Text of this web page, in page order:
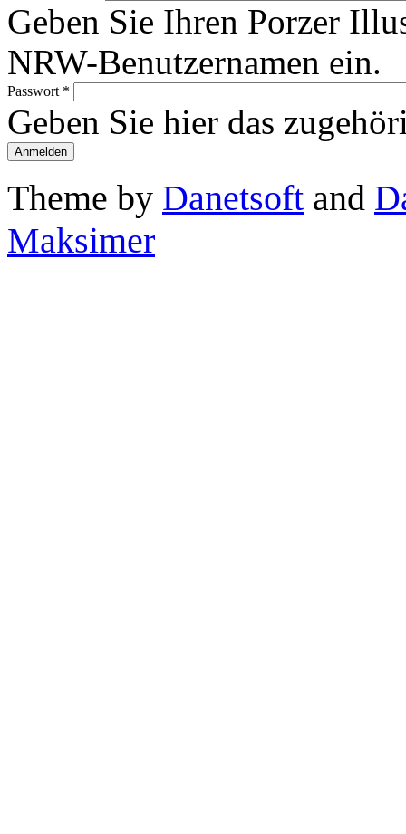
Geben Sie Ihren Porzer
NRW-Benutzernamen ein.
Passwort *
Geben Sie hier das
Theme by Danetsoft and
Maksimer